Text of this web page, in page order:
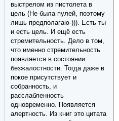
выстрелом из пистолета в
цель (Не была пулей, поэтому
лишь предполагаю-))). Есть ты
и есть цель. И ещё есть
стремительность. Дело в том,
что именно стремительность
появляется в состоянии
безжалостности. Тогда даже в
покое присутствует и
собранность, и
расслабленность
одновременно. Появляется
алертность. Из книг это цитата